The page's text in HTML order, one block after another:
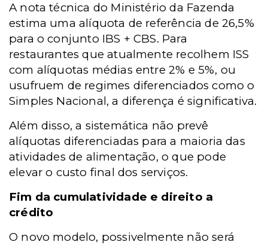
A nota técnica do Ministério da Fazenda
estima uma alíquota de referência de 26,5%
para o conjunto IBS + CBS. Para
restaurantes que atualmente recolhem ISS
com alíquotas médias entre 2% e 5%, ou
usufruem de regimes diferenciados como o
Simples Nacional, a diferença é significativa.
Além disso, a sistemática não prevê
alíquotas diferenciadas para a maioria das
atividades de alimentação, o que pode
elevar o custo final dos serviços.
Fim da cumulatividade e direito a
crédito
O novo modelo, possivelmente não será